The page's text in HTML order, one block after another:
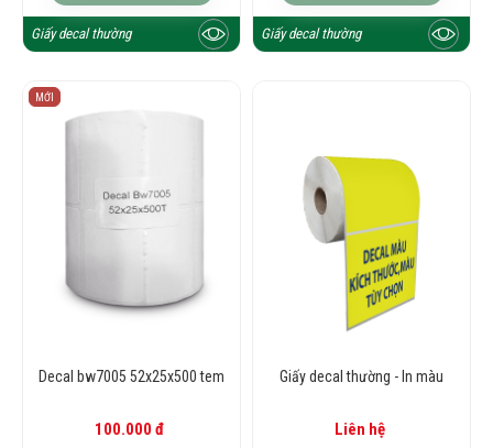
Giấy decal thường Giấy decal thường
MỚI
Decal bw7005 52x25x500 tem
100.000 đ
Giấy decal thường - In màu
Liên hệ